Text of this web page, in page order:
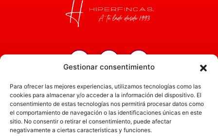
Gestionar consentimiento
Para ofrecer las mejores experiencias, utilizamos tecnologías como las
cookies para almacenar y/o acceder a la información del dispositivo. El
consentimiento de estas tecnologías nos permitirá procesar datos como
el comportamiento de navegación o las identificaciones únicas en este
sitio. No consentir o retirar el consentimiento, puede afectar
negativamente a ciertas características y funciones.
Servicios
Administración
Actualidad